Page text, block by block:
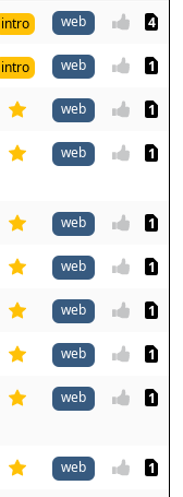
intro web 4
intro web 1
web 1
web 1
web 1
web 1
web 1
web 1
web 1
web 1